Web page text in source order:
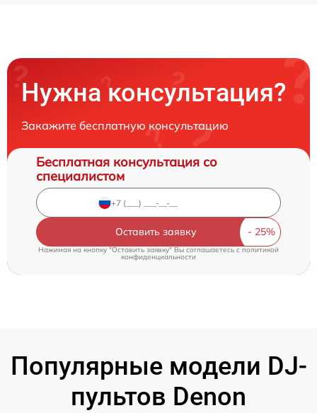
Нужна консультация?
Закажите бесплатную консультацию
Бесплатная консультация со
специалистом
Оставить заявку
Нажимая на кнопку "Оставить заявку" Вы соглашаетесь c политикой
конфиденциальности
Популярные модели DJ-
пультов Denon